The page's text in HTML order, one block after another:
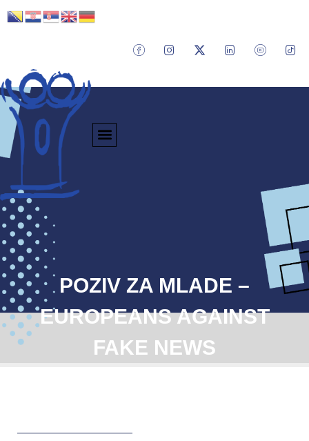
POZIV ZA MLADE –
EUROPEANS AGAINST
FAKE NEWS